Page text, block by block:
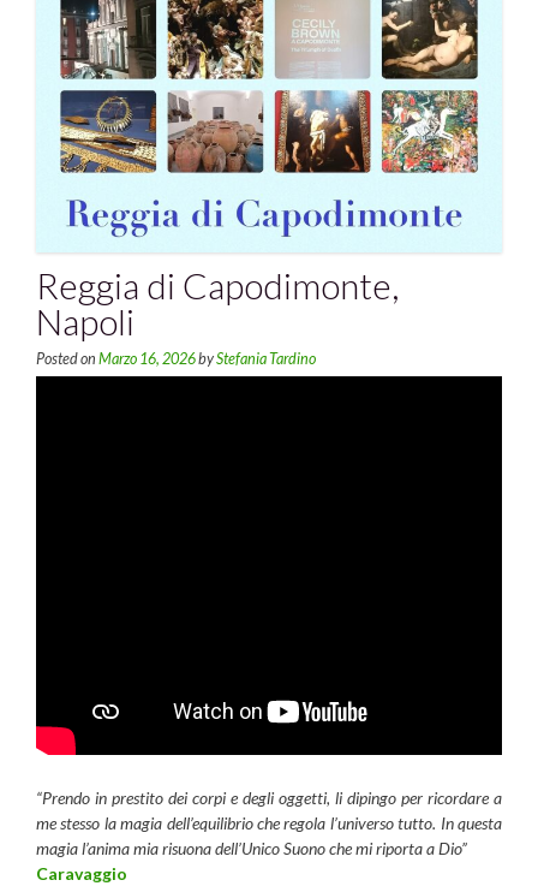
Reggia di Capodimonte,
Napoli
Posted on Marzo 16, 2026byStefania Tardino
“Prendo in prestito dei corpi e degli oggetti, li dipingo per ricordare a
me stesso la magia dell’equilibrio che regola l’universo tutto. In questa
magia l’anima mia risuona dell’Unico Suono che mi riporta a Dio”
Caravaggio